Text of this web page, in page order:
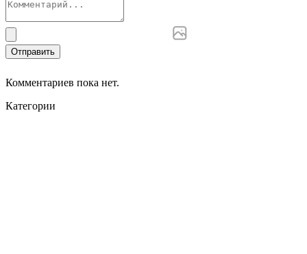
Отправить
Комментариев пока нет.
Категории